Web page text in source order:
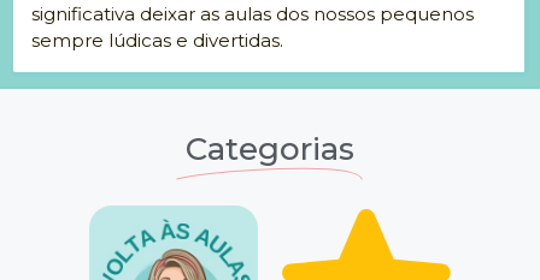
significativa deixar as aulas dos nossos pequenos
sempre lúdicas e divertidas.
Categorias